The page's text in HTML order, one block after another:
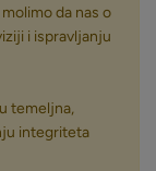
da nas o
i ispravljanju
temeljna,
integriteta